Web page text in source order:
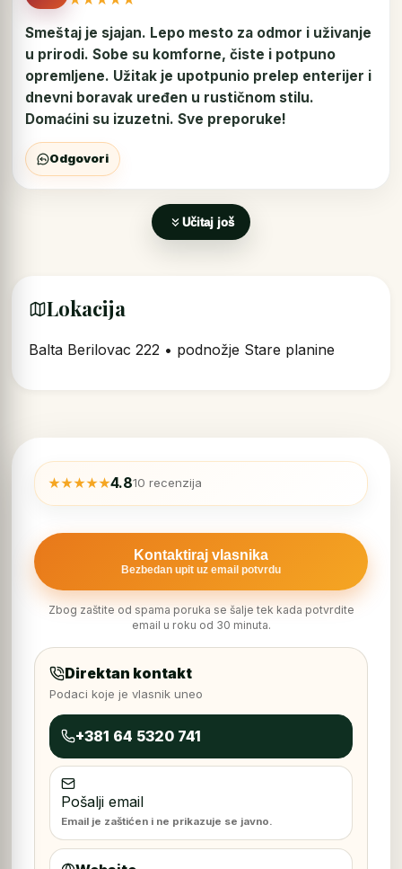
Smeštaj je sjajan. Lepo mesto za odmor i uživanje
u prirodi. Sobe su komforne, čiste i potpuno
opremljene. Užitak je upotpunio prelep enterijer i
dnevni boravak uređen u rustičnom stilu.
Domaćini su izuzetni. Sve preporuke!
Odgovori
Učitaj još
Lokacija
Balta Berilovac 222 • podnožje Stare planine
★★★★★4.810 recenzija
Kontaktiraj vlasnika
Bezbedan upit uz email potvrdu
Zbog zaštite od spama poruka se šalje tek kada potvrdite
email u roku od 30 minuta.
Direktan kontakt
Podaci koje je vlasnik uneo
+381 64 5320 741
Pošalji email
Email je zaštićen i ne prikazuje se javno.